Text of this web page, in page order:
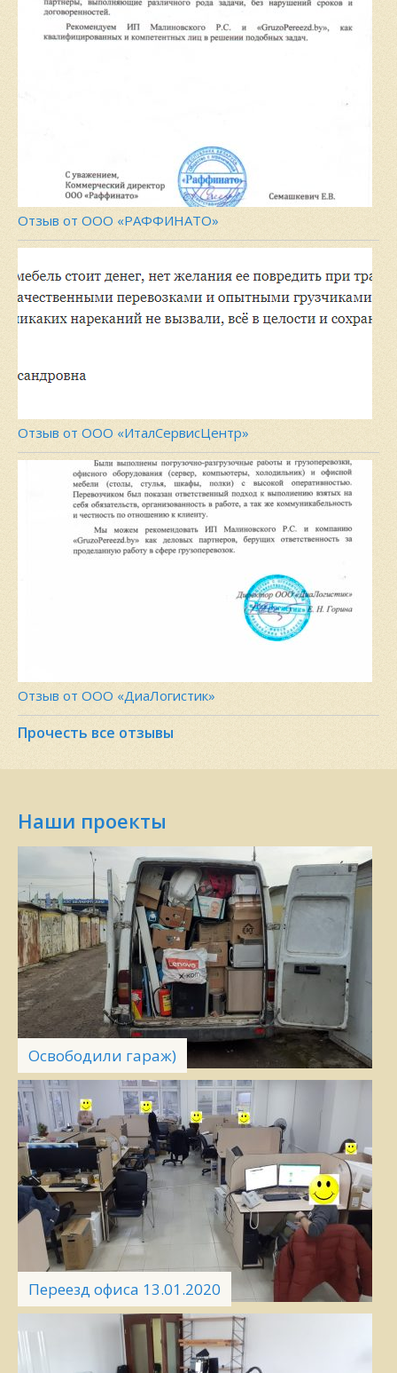
Отзыв от ООО «РАФФИНАТО»
Отзыв от ООО «ИталСервисЦентр»
Отзыв от ООО «ДиаЛогистик»
Прочесть все отзывы
Наши проекты
Освободили гараж)
Переезд офиса 13.01.2020